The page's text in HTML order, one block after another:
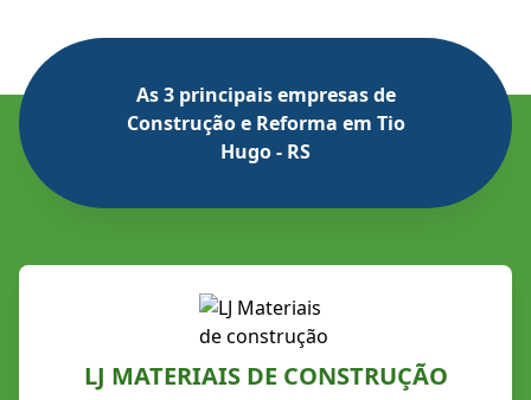
As 3 principais empresas de
Construção e Reforma em Tio
Hugo - RS
LJ MATERIAIS DE CONSTRUÇÃO